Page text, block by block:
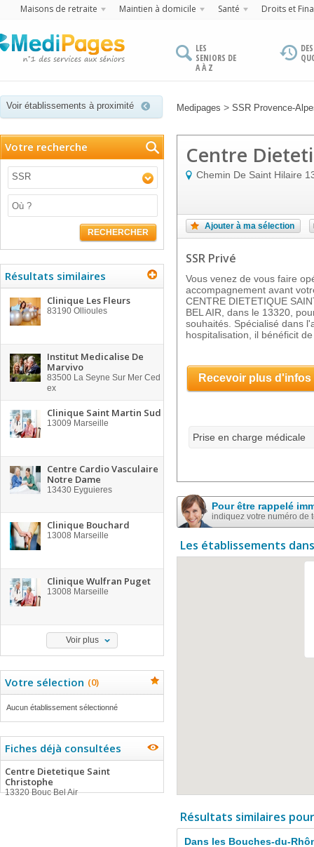
Maisons de retraite Maintien à domicile Santé Droits et
LES
SENIORS DE
A À Z
Voir établissements à proximité Medipages > SSR Provence-
Votre recherche
SSR
RECHERCHER
Résultats similaires
Clinique Les Fleurs
83190 Ollioules
Institut Medicalise De
Marvivo
83500 La Seyne Sur Mer Ced
ex
Clinique Saint Martin Sud
13009 Marseille
Centre Cardio Vasculaire
Notre Dame
13430 Eyguieres
Clinique Bouchard
13008 Marseille
Clinique Wulfran Puget
13008 Marseille
Voir plus
Votre sélection (0)
Aucun établissement sélectionné
Fiches déjà consultées
Centre Dietetique Saint
Christophe
13320 Bouc Bel Air
Centre
Chemin De Saint Hilaire
Ajouter à ma sélection
SSR Privé
Vous venez de vous faire
accompagnement avant
CENTRE DIETETIQUE
BEL AIR, dans le 13320,
souhaités. Spécialisé dans
hospitalisation, il bénéficit
Recevoir plus d'infos
Prise en charge médicale
Pour être rappelé
indiquez votre numéro de
Les établissements
Résultats similaires
Dans les Bouches-du-